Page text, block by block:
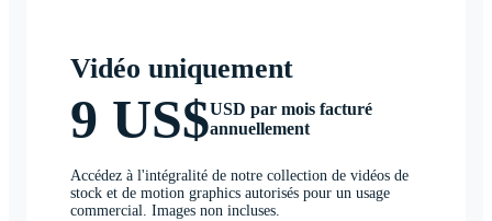
Vidéo uniquement
9 US$USD par mois facturé
annuellement
Accédez à l'intégralité de notre collection de vidéos de
stock et de motion graphics autorisés pour un usage
commercial. Images non incluses.